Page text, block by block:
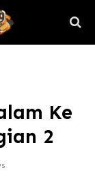
Ke
2